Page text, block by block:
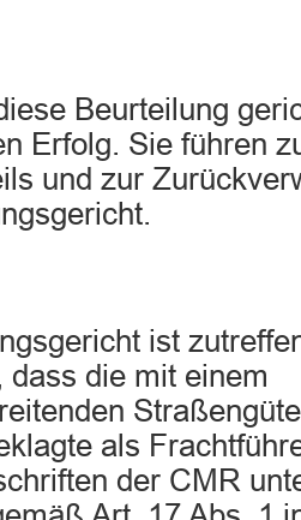
Beurteilung
Erfolg. Sie führen
und zur
ist
dass die mit einem
als
der CMR